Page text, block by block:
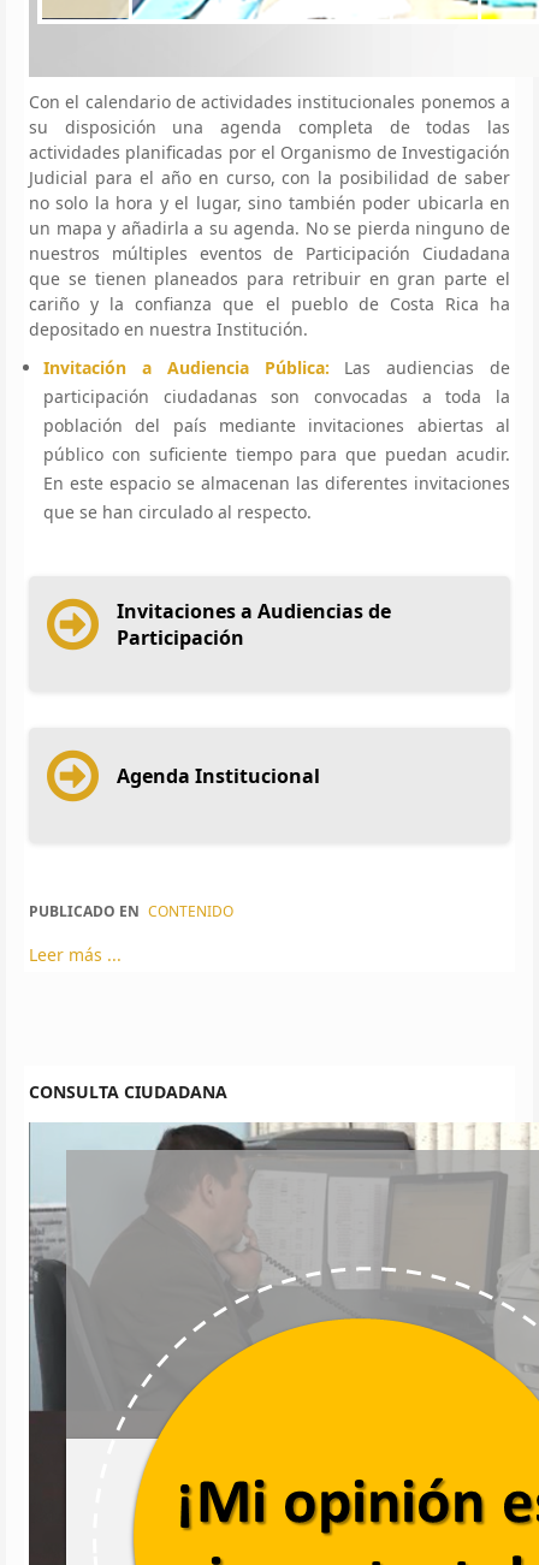
Con el calendario de actividades institucionales ponemos a
su disposición una agenda completa de todas las
actividades planificadas por el Organismo de Investigación
Judicial para el año en curso, con la posibilidad de saber
no solo la hora y el lugar, sino también poder ubicarla en
un mapa y añadirla a su agenda. No se pierda ninguno de
nuestros múltiples eventos de Participación Ciudadana
que se tienen planeados para retribuir en gran parte el
cariño y la confianza que el pueblo de Costa Rica ha
depositado en nuestra Institución.
Invitación a Audiencia Pública: Las audiencias de
participación ciudadanas son convocadas a toda la
población del país mediante invitaciones abiertas al
público con suficiente tiempo para que puedan acudir.
En este espacio se almacenan las diferentes invitaciones
que se han circulado al respecto.
Invitaciones a Audiencias de
Participación
Agenda Institucional
PUBLICADO EN CONTENIDO
Leer más ...
CONSULTA CIUDADANA